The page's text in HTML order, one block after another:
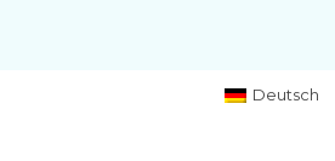
Deutsch